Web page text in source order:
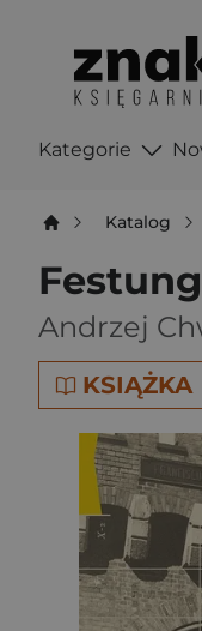
Kategorie
Katalog
Andrzej
KSIĄŻKA